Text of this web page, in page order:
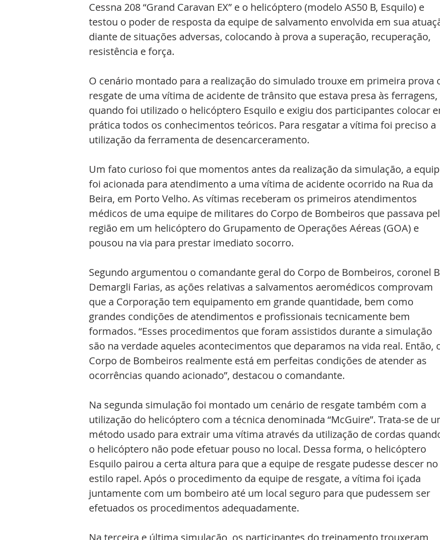
Cessna 208 “Grand Caravan EX” e o helicóptero (modelo AS50 B, Esquilo) e
testou o poder de resposta da equipe de salvamento envolvida em sua
diante de situações adversas, colocando à prova a superação, recuperação,
resistência e força.
O cenário montado para a realização do simulado trouxe em primeira prova
resgate de uma vítima de acidente de trânsito que estava presa às ferragens,
quando foi utilizado o helicóptero Esquilo e exigiu dos participantes colocar
prática todos os conhecimentos teóricos. Para resgatar a vítima foi preciso a
utilização da ferramenta de desencarceramento.
Um fato curioso foi que momentos antes da realização da simulação, a
foi acionada para atendimento a uma vítima de acidente ocorrido na Rua da
Beira, em Porto Velho. As vítimas receberam os primeiros atendimentos
médicos de uma equipe de militares do Corpo de Bombeiros que passava
região em um helicóptero do Grupamento de Operações Aéreas (GOA) e
pousou na via para prestar imediato socorro.
Segundo argumentou o comandante geral do Corpo de Bombeiros, coronel
Demargli Farias, as ações relativas a salvamentos aeromédicos comprovam
que a Corporação tem equipamento em grande quantidade, bem como
grandes condições de atendimentos e profissionais tecnicamente bem
formados. “Esses procedimentos que foram assistidos durante a simulação
são na verdade aqueles acontecimentos que deparamos na vida real. Então,
Corpo de Bombeiros realmente está em perfeitas condições de atender as
ocorrências quando acionado”, destacou o comandante.
Na segunda simulação foi montado um cenário de resgate também com a
utilização do helicóptero com a técnica denominada “McGuire”. Trata-se de
método usado para extrair uma vítima através da utilização de cordas
o helicóptero não pode efetuar pouso no local. Dessa forma, o helicóptero
Esquilo pairou a certa altura para que a equipe de resgate pudesse descer no
estilo rapel. Após o procedimento da equipe de resgate, a vítima foi içada
juntamente com um bombeiro até um local seguro para que pudessem ser
efetuados os procedimentos adequadamente.